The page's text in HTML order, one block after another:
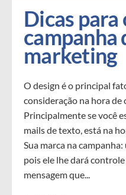
Dicas
campanha
marketing
O design é o principal
consideração na hora
Principalmente se você
mails de texto, está na
Sua marca na
pois ele lhe dará
mensagem que...